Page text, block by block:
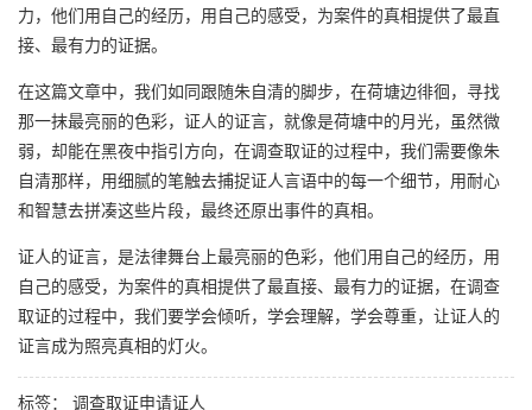
力，他们用自己的经历，用自己的感受，为案件的真相提供了最直
接、最有力的证据。
在这篇文章中，我们如同跟随朱自清的脚步，在荷塘边徘徊，寻找
那一抹最亮丽的色彩，证人的证言，就像是荷塘中的月光，虽然微
弱，却能在黑夜中指引方向，在调查取证的过程中，我们需要像朱
自清那样，用细腻的笔触去捕捉证人言语中的每一个细节，用耐心
和智慧去拼凑这些片段，最终还原出事件的真相。
证人的证言，是法律舞台上最亮丽的色彩，他们用自己的经历，用
自己的感受，为案件的真相提供了最直接、最有力的证据，在调查
取证的过程中，我们要学会倾听，学会理解，学会尊重，让证人的
证言成为照亮真相的灯火。
标签： 调查取证申请证人